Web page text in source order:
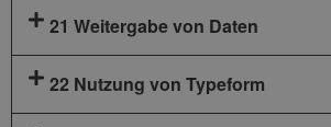
21 Weitergabe von Daten
22 Nutzung von Typeform